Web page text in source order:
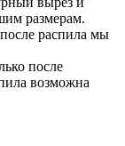
размерам.
распила мы
после
возможна